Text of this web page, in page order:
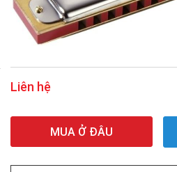
Liên hệ
MUA Ở ĐÂU